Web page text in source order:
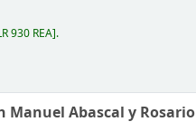
930 REA .
Manuel Abascal y Rosario